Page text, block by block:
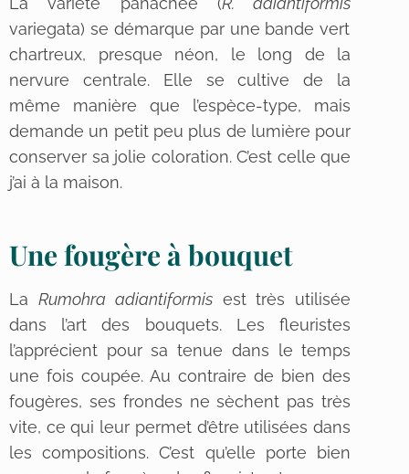
variegata) se démarque par une bande vert
chartreux, presque néon, le long de la
nervure centrale. Elle se cultive de la
même manière que l’espèce-type, mais
demande un petit peu plus de lumière pour
conserver sa jolie coloration. C’est celle que
j’ai à la maison.
Une fougère à bouquet
La Rumohra adiantiformisest très utilisée
dans l’art des bouquets. Les fleuristes
l’apprécient pour sa tenue dans le temps
une fois coupée. Au contraire de bien des
fougères, ses frondes ne sèchent pas très
vite, ce qui leur permet d’être utilisées dans
les compositions. C’est qu’elle porte bien